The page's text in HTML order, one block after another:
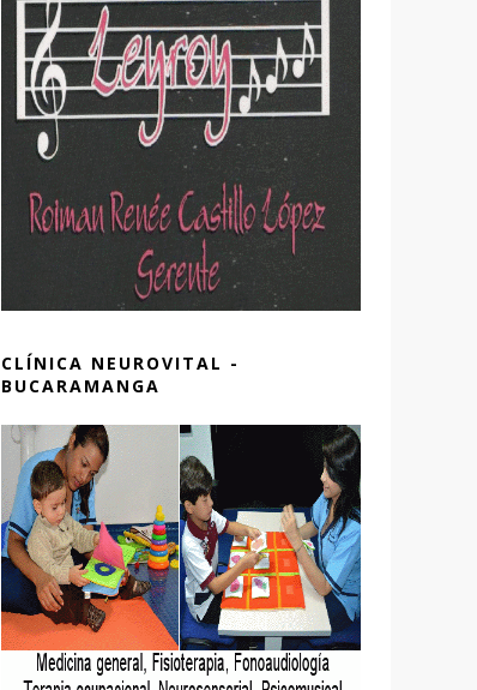
CLÍNICA NEUROVITAL -
BUCARAMANGA